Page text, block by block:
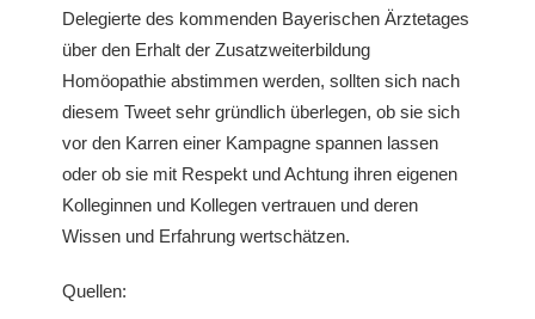
Delegierte des kommenden Bayerischen Ärztetages
über den Erhalt der Zusatzweiterbildung
Homöopathie abstimmen werden, sollten sich nach
diesem Tweet sehr gründlich überlegen, ob sie sich
vor den Karren einer Kampagne spannen lassen
oder ob sie mit Respekt und Achtung ihren eigenen
Kolleginnen und Kollegen vertrauen und deren
Wissen und Erfahrung wertschätzen.
Quellen: